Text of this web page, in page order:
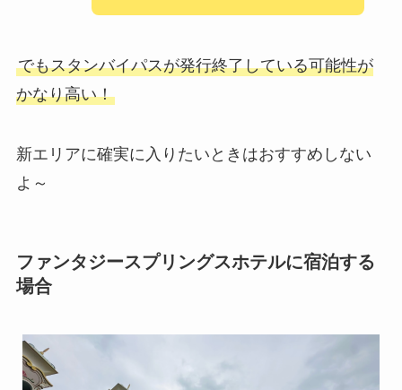
でもスタンバイパスが発行終了している可能性が
かなり高い！
新エリアに確実に入りたいときはおすすめしない
よ～
ファンタジースプリングスホテルに宿泊する
場合